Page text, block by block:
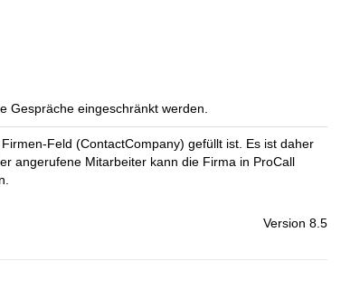
Gespräche eingeschränkt werden.
Feld (ContactCompany) gefüllt ist. Es ist daher
angerufene Mitarbeiter kann die Firma in ProCall
Version 8.5